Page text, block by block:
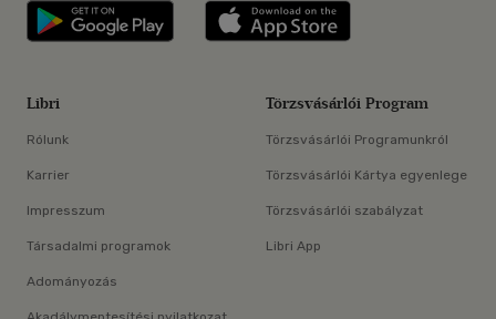
Libri applikáció Szerezd meg: Google
Libri
Rólunk
Karrier
Impresszum
Társadalmi programok
Adományozás
Törzsvásárlói Program
Törzsvásárlói Programunkról
Törzsvásárlói Kártya egyenlege
Törzsvásárlói szabályzat
Libri App